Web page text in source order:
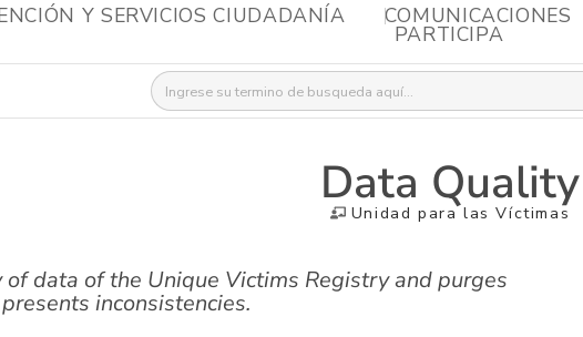
Y SERVICIOS CIUDADANÍA COMUNICACIONES
PARTICIPA
Buscar:
Data Quality
Unidad para las Víctimas
data of the Unique Victims Registry and purges
inconsistencies.